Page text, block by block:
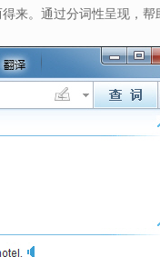
来。通过分词性呈现，